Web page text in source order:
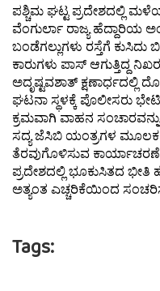
ಪಶ್ಚಿಮ ಘಟ್ಟ ಪ್ರದೇಶದಲ್ಲಿ
ವೆಂಗುರ್ಲಾ ರಾಜ್ಯ ಹೆದ್ದಾರಿಯ
ಬಂಡೆಗಲ್ಲುಗಳು ರಸ್ತೆಗೆ
ಕಾರುಗಳು ಪಾಸ್ ಆಗುತ್ತಿದ್ದ
ಅದೃಷ್ಟವಶಾತ್ ಕ್ಷಣಾರ್ಧದಲ್ಲಿ
ಘಟನಾ ಸ್ಥಳಕ್ಕೆ ಪೊಲೀಸರು
ಕ್ರಮವಾಗಿ ವಾಹನ
ಸದ್ಯ ಜೆಸಿಬಿ ಯಂತ್ರಗಳ ಮೂಲಕ
ತೆರವುಗೊಳಿಸುವ ಕಾರ್ಯಾಚರಣೆ
ಪ್ರದೇಶದಲ್ಲಿ ಭೂಕುಸಿತದ ಭೀತಿ
ಅತ್ಯಂತ ಎಚ್ಚರಿಕೆಯಿಂದ
Tags: